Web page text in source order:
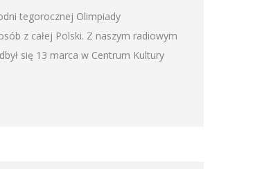
tegorocznej Olimpiady
z całej Polski. Z naszym radiowym
się 13 marca w Centrum Kultury